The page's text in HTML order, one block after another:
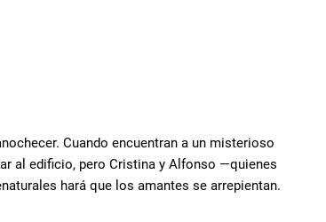
Cuando encuentran a un misterioso
al edificio, pero Cristina y Alfonso —quienes
hará que los amantes se arrepientan.